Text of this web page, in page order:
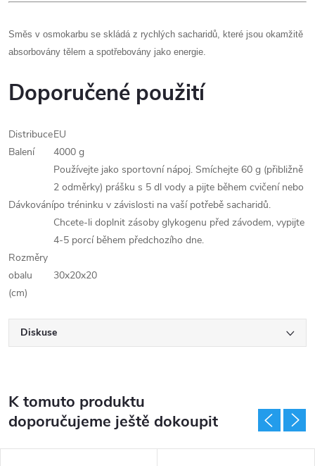
Směs v osmokarbu se skládá z rychlých sacharidů, které jsou okamžitě
absorbovány tělem a spotřebovány jako energie.
Doporučené použití
DistribuceEU
Balení
4000 g
Dávkování
Používejte jako sportovní nápoj. Smíchejte 60 g (přibližně
2 odměrky) prášku s 5 dl vody a pijte během cvičení nebo
po tréninku v závislosti na vaší potřebě sacharidů.
Chcete-li doplnit zásoby glykogenu před závodem, vypijte
4-5 porcí během předchozího dne.
Rozměry
obalu
(cm)
30x20x20
Diskuse
K tomuto produktu
doporučujeme ještě dokoupit